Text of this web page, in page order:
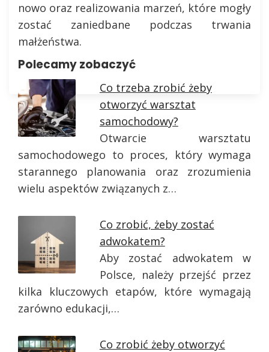
nowo oraz realizowania marzeń, które mogły
zostać zaniedbane podczas trwania
małżeństwa.
Polecamy zobaczyć
Co trzeba zrobić żeby
otworzyć warsztat
samochodowy?
Otwarcie warsztatu
samochodowego to proces, który wymaga
starannego planowania oraz zrozumienia
wielu aspektów związanych z…
Co zrobić, żeby zostać
adwokatem?
Aby zostać adwokatem w
Polsce, należy przejść przez
kilka kluczowych etapów, które wymagają
zarówno edukacji,…
Co zrobić żeby otworzyć